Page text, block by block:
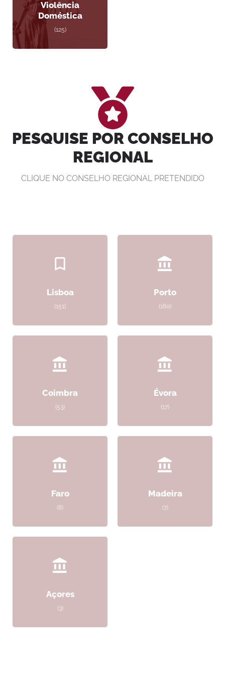
Violência
Doméstica
(125)
PESQUISE POR CONSELHO
REGIONAL
CLIQUE NO CONSELHO REGIONAL PRETENDIDO
Lisboa
(151)
Porto
(180)
Coimbra
(53)
Évora
(17)
Faro
(8)
Madeira
(7)
Açores
(3)